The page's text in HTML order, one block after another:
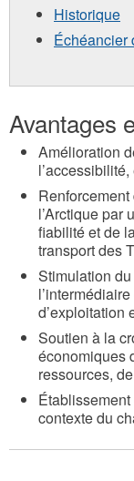
Historique
Échéancier
Avantages
Amélioration
l’Arctique par
fiabilité et de
transport des
Stimulation
d’exploitation
Soutien à la
économiques
ressources,
contexte du